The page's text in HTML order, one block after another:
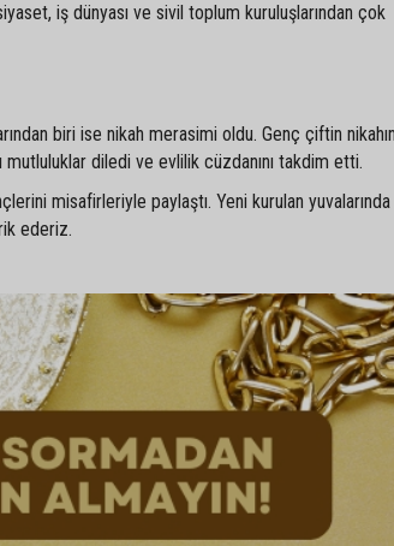
iş dünyası ve sivil toplum kuruluşlarından çok
biri ise nikah merasimi oldu. Genç çiftin
mutluluklar diledi ve evlilik cüzdanını takdim etti.
misafirleriyle paylaştı. Yeni kurulan
ederiz.